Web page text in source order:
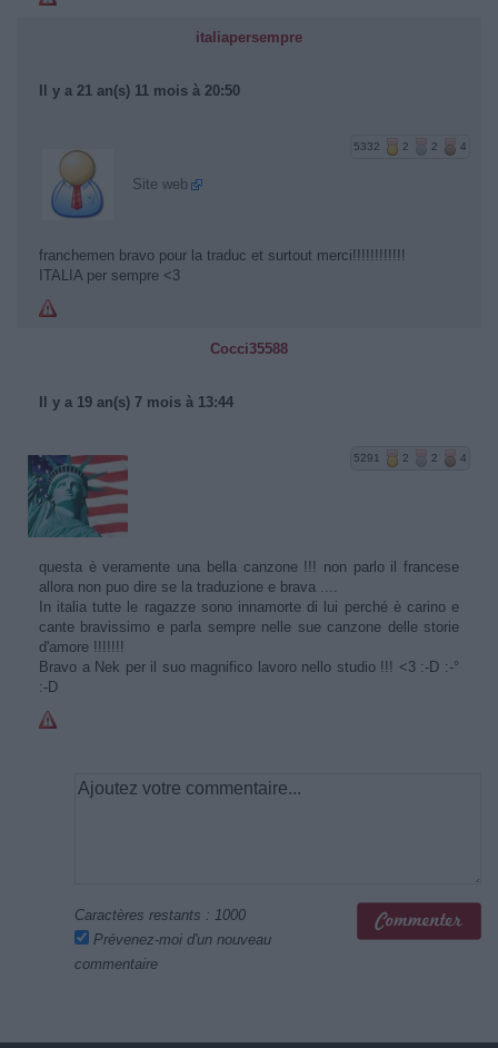
italiapersempre
Il y a 21 an(s) 11 mois à 20:50
5332 2 2 4
Site web
franchemen bravo pour la traduc et surtout merci!!!!!!!!!!!!
ITALIA per sempre <3
Cocci35588
Il y a 19 an(s) 7 mois à 13:44
5291 2 2 4
questa è veramente una bella canzone !!! non parlo il francese
allora non puo dire se la traduzione e brava ....
In italia tutte le ragazze sono innamorte di lui perché è carino e
cante bravissimo e parla sempre nelle sue canzone delle storie
d'amore !!!!!!!
Bravo a Nek per il suo magnifico lavoro nello studio !!! <3 :-D :-°
:-D
Caractères restants : 1000
Prévenez-moi d'un nouveau
commentaire